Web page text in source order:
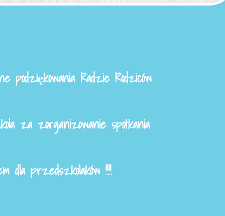
podziękowania Radzie Rodziców
za zorganizowanie spotkania
dla przedszkolaków !!!!